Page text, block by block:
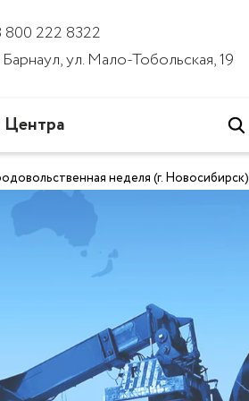
800 222 8322
Барнаул, ул. Мало-Тобольская, 19
Центра
неделя (г. Новосибирск)